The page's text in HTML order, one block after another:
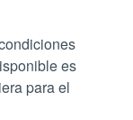
es
para el